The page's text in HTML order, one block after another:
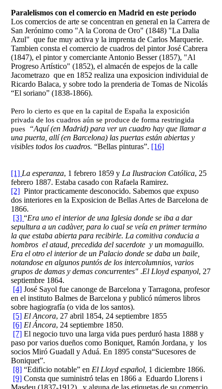
Paralelismos con el comercio en Madrid en este periodo
Los comercios de arte se concentran en general en la Carrera de
San Jerónimo como "A la Corona de Oro" (1848) "La Dalia
Azul" que fue muy activa y la imprenta de Carlos Marquerie.
Tambien consta el comercio de cuadros del pintor José Cabrera
(1847), el pintor y comerciante Antonio Besser (1857), "Al
Progreso Artístico" (1852), el almacén de espejos de la calle
Jacometrazo que en 1852 realiza una exposicion individuial de
Ricardo Balaca, y sobre todo la prenderia de Tomas de Nicolás
“El soriano” (1838-1866).
Pero lo cierto es que en la capital de España la exposición
privada de los cuadros aún se produce de forma restringida
pues “Aquí (en Madrid) para ver un cuadro hay que llamar a
una puerta, allí (en Barcelona) las puertas están abiertas y
visibles todos los cuadros.“Bellas pinturas”. [16]
[1] La esperanza, 1 febrero 1859 y La Ilustracion Católica, 25
febrero 1887. Estaba casado con Rafaela Ramirez.
[2] Pintor practicamente desconocido. Sabemos que expuso
dos interiores en la Exposicion de Bellas Artes de Barcelona de
1866.
[3]“Era uno el interior de una Iglesia donde se iba a dar
sepultura a un cadàver, para lo cual se veía en primer termino
la que estaba abierta para recibirle. La comitiva conducia a
hombros el ataud, precedida del sacerdote y un momaguillo.
Era el otro el interior de un Palacio donde se daba un baile,
notandose en algunos puntós de los intercolumnios, varios
grupos de damas y demas concurrentes" .El Lloyd espanyol, 27
septiembre 1864.
[4] José Sayol fue canonge de Barcelona y Tarragona, profesor
en el instituto Balmes de Barcelona y publicó números libros
sobre hagiografía (o vida de los santos).
[5] El Ancora, 27 abril 1854, 24 septiembre 1855
[6] El Áncora, 24 septiembre 1850.
[7] El negocio tuvo una larga vida pues perduró hasta 1888 y
paso por varios dueños como Boniquet, Ramón Jordana, y los
socios Miró Guadall y Aduá. En 1895 consta“Sucesores de
Boniquet”.
[8] “Edificio notable” en El Lloyd español, 1 diciembre 1866.
[9] Consta que suministró telas en 1866 a Eduardo Llorens i